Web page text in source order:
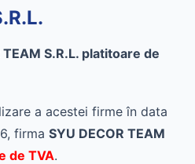
S.R.L. platitoare de
a acestei firme în data
firma SYU DECOR TEAM
de TVA.